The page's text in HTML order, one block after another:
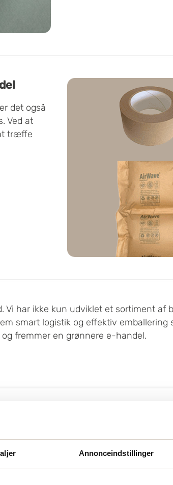
Annonceindstillinger
det også
Ved at
træffe
har ikke kun udviklet et sortiment af
smart logistik og effektiv emballering
fremmer en grønnere e-handel.
Konklusion: Det
Her er nogle konkrete
Vælg bæredygtig
biologisk